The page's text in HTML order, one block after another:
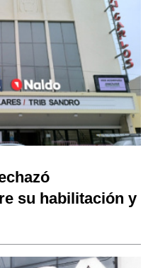
su habilitación y